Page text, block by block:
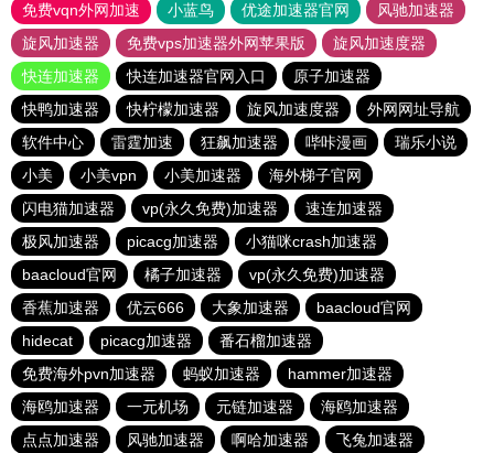
免费vqn外网加速
小蓝鸟 优途加速器官网
风驰加速器
旋风加速器
免费vps加速器外网苹果版
旋风加速度器
快连加速器
快连加速器官网入口
原子加速器
快鸭加速器
快柠檬加速器 旋风加速度器
外网网址导航
软件中心
雷霆加速 狂飙加速器 哔咔漫画
瑞乐小说
小美
小美vpn 小美加速器
海外梯子官网
闪电猫加速器
vp(永久免费)加速器
速连加速器
极风加速器
picacg加速器
小猫咪crash加速器
baacloud官网
橘子加速器
vp(永久免费)加速器
香蕉加速器
优云666 大象加速器
baacloud官网
hidecat
picacg加速器
番石榴加速器
免费海外pvn加速器
蚂蚁加速器
hammer加速器
海鸥加速器
一元机场 元链加速器
海鸥加速器
点点加速器
风驰加速器 啊哈加速器 飞兔加速器